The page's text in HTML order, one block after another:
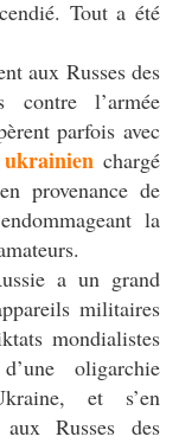
Tout a été
aux Russes des
contre l’armée
parfois avec
chargé
provenance de
la
a un grand
militaires
mondialistes
oligarchie
et s’en
Russes des